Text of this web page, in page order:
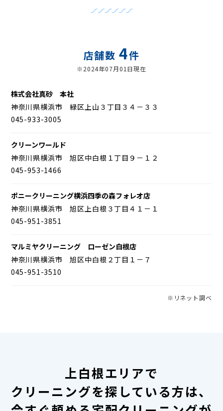
店舗数4件
※2024年07月01日現在
株式会社真砂 本社
神奈川県横浜市 緑区上山３丁目３４－３３
045-933-3005
クリーンワールド
神奈川県横浜市 旭区中白根１丁目９－１２
045-953-1466
ポニークリーニング横浜四季の森フォレオ店
神奈川県横浜市 旭区上白根３丁目４１－１
045-951-3851
マルミヤクリーニング ローゼン白根店
神奈川県横浜市 旭区中白根２丁目１－７
045-951-3510
※リネット調べ
上白根エリアで
クリーニングを探している方は、